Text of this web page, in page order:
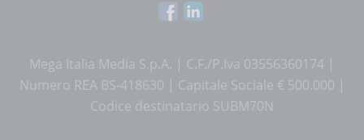
Mega Italia Media S.p.A. | C.F./P.Iva 03556360174 |
Numero REA BS-418630 | Capitale Sociale € 500.000 |
Codice destinatario SUBM70N